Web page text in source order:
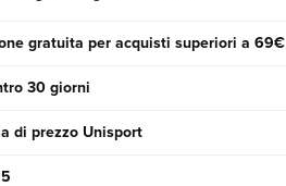
gratuita per acquisti superiori a 69€
30 giorni
di prezzo Unisport